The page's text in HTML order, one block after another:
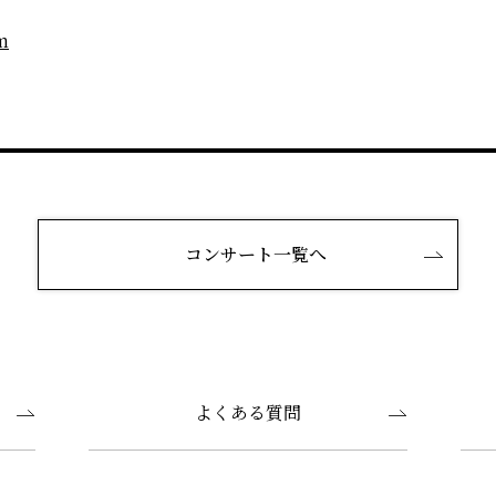
コンサート一覧へ
よくある質問